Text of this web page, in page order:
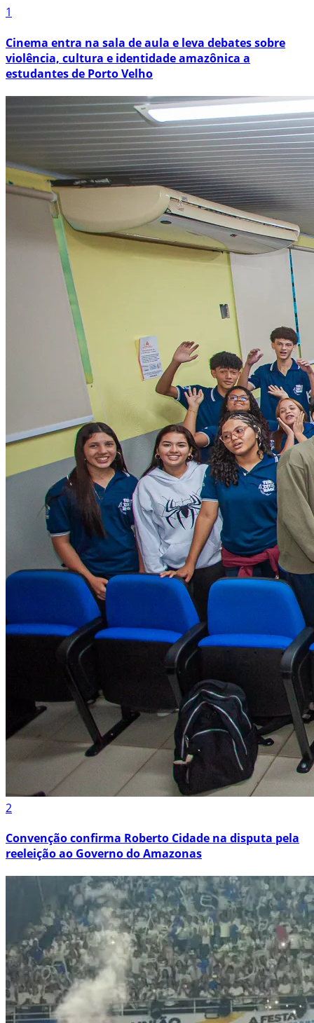
1
Cinema entra na sala de aula e leva debates sobre
violência, cultura e identidade amazônica a
estudantes de Porto Velho
2
Convenção confirma Roberto Cidade na disputa pela
reeleição ao Governo do Amazonas